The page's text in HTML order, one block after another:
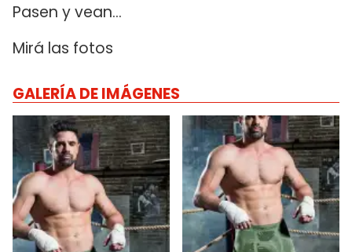
Pasen y vean...
Mirá las fotos
GALERÍA DE IMÁGENES